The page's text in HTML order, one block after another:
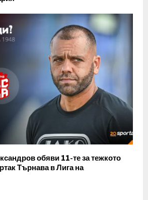
обяви 11-те за тежкото
Търнава в Лига на